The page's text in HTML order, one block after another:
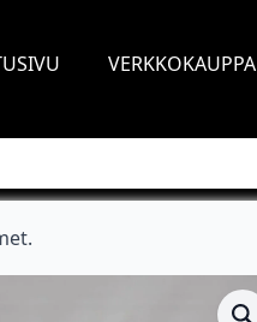
VERKKOKAUPPA